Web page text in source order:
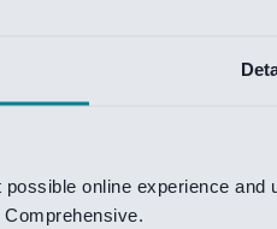
online experience
zo snel mogelijk te
te krijgen.